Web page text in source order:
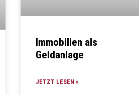
Immobilien als
Geldanlage
JETZT LESEN »